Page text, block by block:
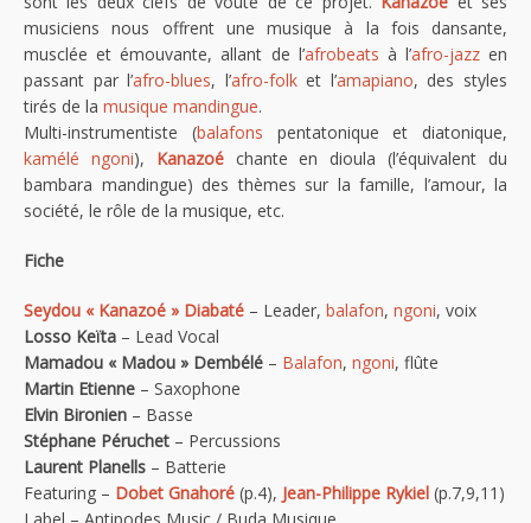
musiciens nous offrent une musique à la fois dansante,
musclée et émouvante, allant de l’afrobeats à l’afro-jazzen
passant par l’afro-blues, l’afro-folket l’amapiano, des styles
tirés de la musique mandingue.
Multi-instrumentiste (balafons pentatonique et diatonique,
kamélé ngoni), Kanazoéchante en dioula (l’équivalent du
bambara mandingue) des thèmes sur la famille, l’amour, la
société, le rôle de la musique, etc.
Fiche
Seydou « Kanazoé » Diabaté – Leader, balafon, ngoni, voix
Losso Keïta – Lead Vocal
Mamadou « Madou » Dembélé – Balafon, ngoni, flûte
Martin Etienne – Saxophone
Elvin Bironien – Basse
Stéphane Péruchet – Percussions
Laurent Planells – Batterie
Featuring – Dobet Gnahoré (p.4), Jean-Philippe Rykiel (p.7,9,11)